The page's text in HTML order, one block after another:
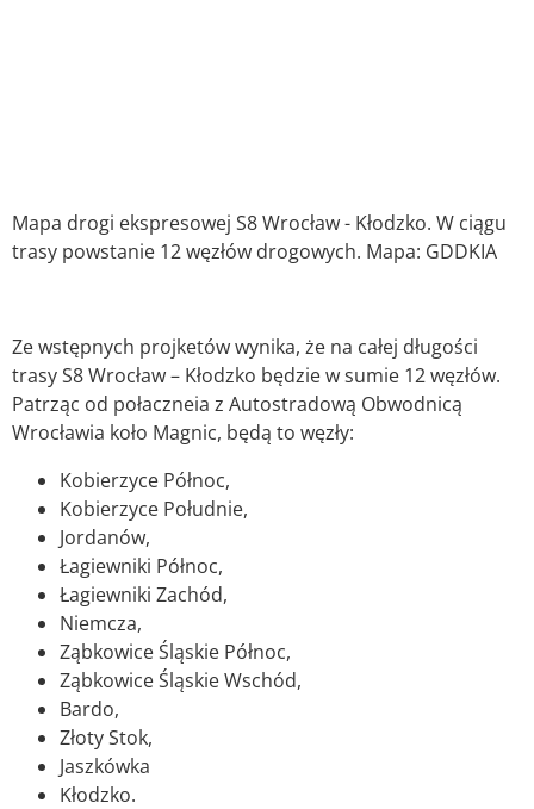
Mapa drogi ekspresowej S8 Wrocław - Kłodzko. W ciągu
trasy powstanie 12 węzłów drogowych. Mapa: GDDKIA
Ze wstępnych projketów wynika, że na całej długości
trasy S8 Wrocław – Kłodzko będzie w sumie 12 węzłów.
Patrząc od połaczneia z Autostradową Obwodnicą
Wrocławia koło Magnic, będą to węzły:
Kobierzyce Północ,
Kobierzyce Południe,
Jordanów,
Łagiewniki Północ,
Łagiewniki Zachód,
Niemcza,
Ząbkowice Śląskie Północ,
Ząbkowice Śląskie Wschód,
Bardo,
Złoty Stok,
Jaszkówka
Kłodzko.